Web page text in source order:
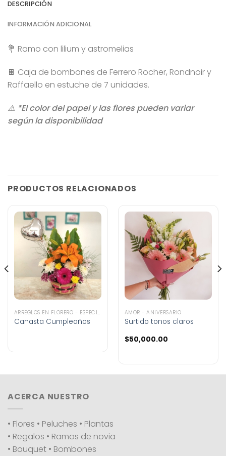
DESCRIPCIÓN
INFORMACIÓN ADICIONAL
💐 Ramo con lilium y astromelias
🍫 Caja de bombones de Ferrero Rocher, Rondnoir y
Raffaello en estuche de 7 unidades.
⚠️ *El color del papel y las flores pueden variar
según la disponibilidad
PRODUCTOS RELACIONADOS
ARREGLOS EN FLORERO - ESPECIALES
Canasta Cumpleaños
AMOR - ANIVERSARIO
Surtido tonos claros
$50,000.00
ACERCA NUESTRO
• Flores • Peluches • Plantas
• Regalos • Ramos de novia
• Bouquet • Bombones